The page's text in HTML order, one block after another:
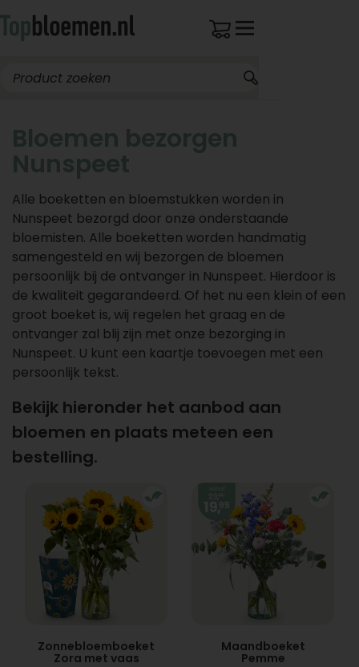
Bloemen bezorgen
Nunspeet
Alle boeketten en bloemstukken worden in
Nunspeet bezorgd door onze onderstaande
bloemisten. Alle boeketten worden handmatig
samengesteld en wij bezorgen de bloemen
persoonlijk bij de ontvanger in Nunspeet. Hierdoor is
de kwaliteit gegarandeerd. Of het nu een klein of een
groot boeket is, wij regelen het graag en de
ontvanger zal blij zijn met onze bezorging in
Nunspeet. U kunt een kaartje toevoegen met een
persoonlijk tekst.
Bekijk hieronder het aanbod aan
bloemen en plaats meteen een
bestelling.
Zonnebloemboeket
Zora met vaas
Maandboeket
Pemme